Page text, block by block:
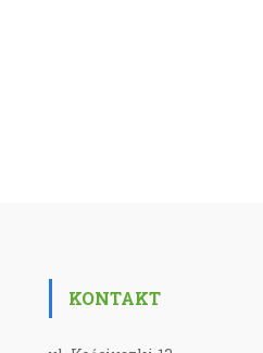
KONTAKT